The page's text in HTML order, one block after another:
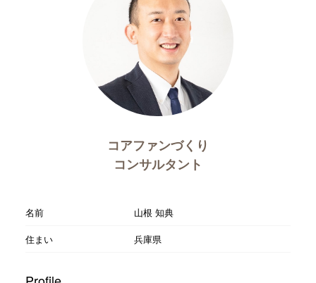
コアファンづくり
コンサルタント
名前
山根 知典
住まい
兵庫県